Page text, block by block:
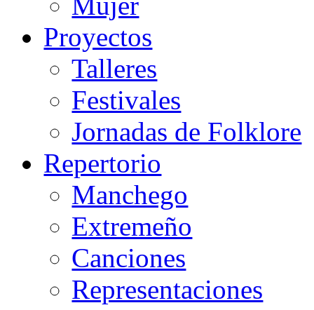
Proyectos
Talleres
Festivales
Jornadas de Folklore
Repertorio
Manchego
Extremeño
Canciones
Representaciones